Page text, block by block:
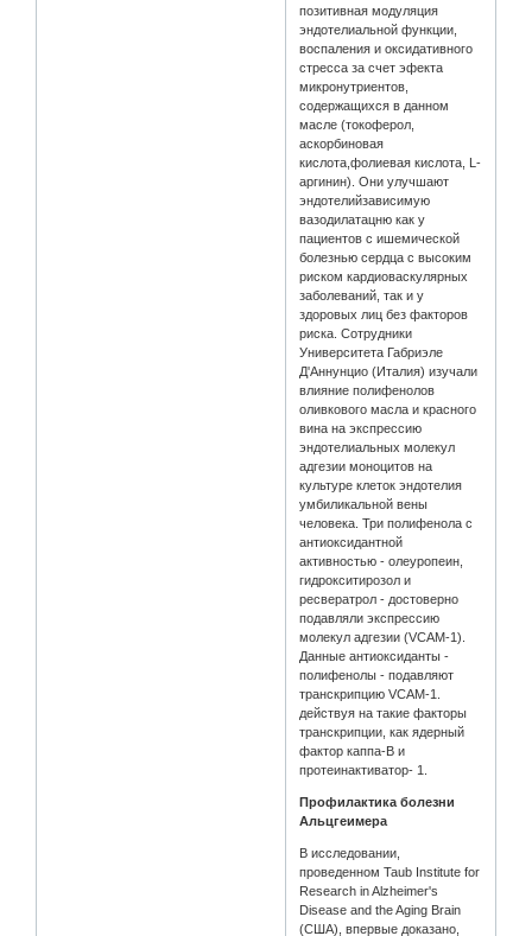
позитивная модуляция
эндотелиальной функции,
воспаления и оксидативного
стресса за счет эфекта
микронутриентов,
содержащихся в данном
масле (токоферол,
аскорбиновая
кислота,фолиевая кислота, L-
аргинин). Они улучшают
эндотелийзависимую
вазодилатацню как у
пациентов с ишемической
болезнью сердца с высоким
риском кардиоваскулярных
заболеваний, так и у
здоровых лиц без факторов
риска. Сотрудники
Университета Габриэле
Д'Аннунцио (Италия) изучали
влияние полифенолов
оливкового масла и красного
вина на экспрессию
эндотелиальных молекул
адгезии моноцитов на
культуре клеток эндотелия
умбиликальной вены
человека. Три полифенола с
антиоксидантной
активностью - олеуропеин,
гидрокситирозол и
ресвератрол - достоверно
подавляли экспрессию
молекул адгезии (VCAM-1).
Данные антиоксиданты -
полифенолы - подавляют
транскрипцию VCAM-1.
действуя на такие факторы
транскрипции, как ядерный
фактор каппа-В и
протеинактиватор- 1.
Профилактика болезни
Альцгеимера
В исследовании,
проведенном Taub Institute for
Research in Alzheimer's
Disease and the Aging Brain
(США), впервые доказано,